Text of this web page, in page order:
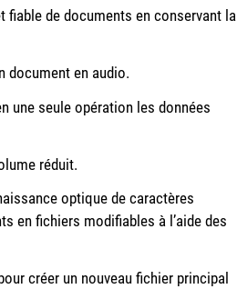
de documents en conservant la
document en audio.
une seule opération les données
réduit.
optique de caractères
en fichiers modifiables à l’aide des
créer un nouveau fichier principal